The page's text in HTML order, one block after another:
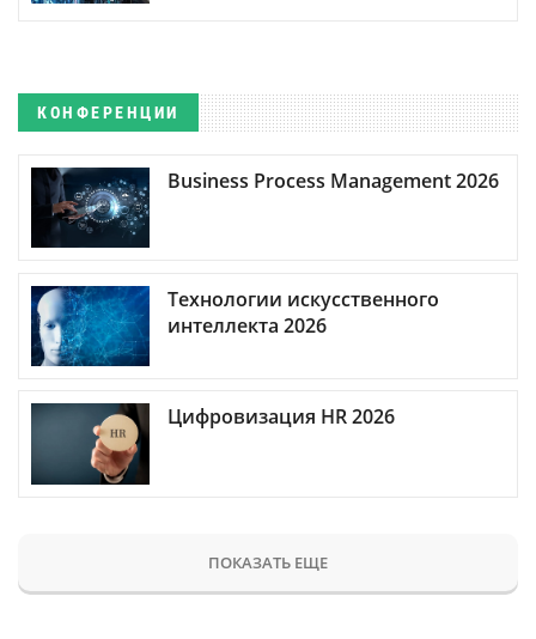
КОНФЕРЕНЦИИ
Business Process Management 2026
Технологии искусственного
интеллекта 2026
Цифровизация HR 2026
ПОКАЗАТЬ ЕЩЕ